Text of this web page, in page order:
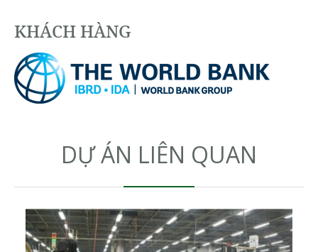
KHÁCH HÀNG
DỰ ÁN LIÊN QUAN